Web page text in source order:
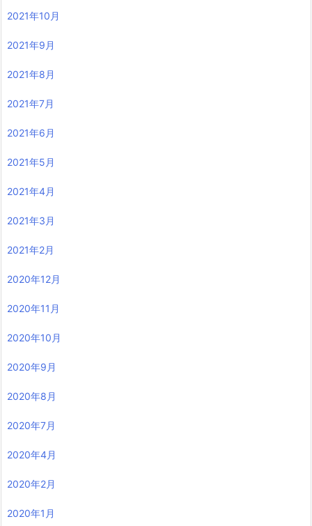
2021年10月
2021年9月
2021年8月
2021年7月
2021年6月
2021年5月
2021年4月
2021年3月
2021年2月
2020年12月
2020年11月
2020年10月
2020年9月
2020年8月
2020年7月
2020年4月
2020年2月
2020年1月